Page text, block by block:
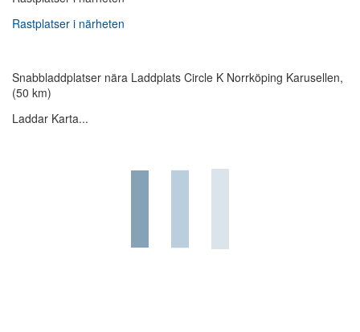
Rastplatser i närheten
Snabbladdplatser nära Laddplats Circle K Norrköping Karusellen,
(50 km)
Laddar Karta...